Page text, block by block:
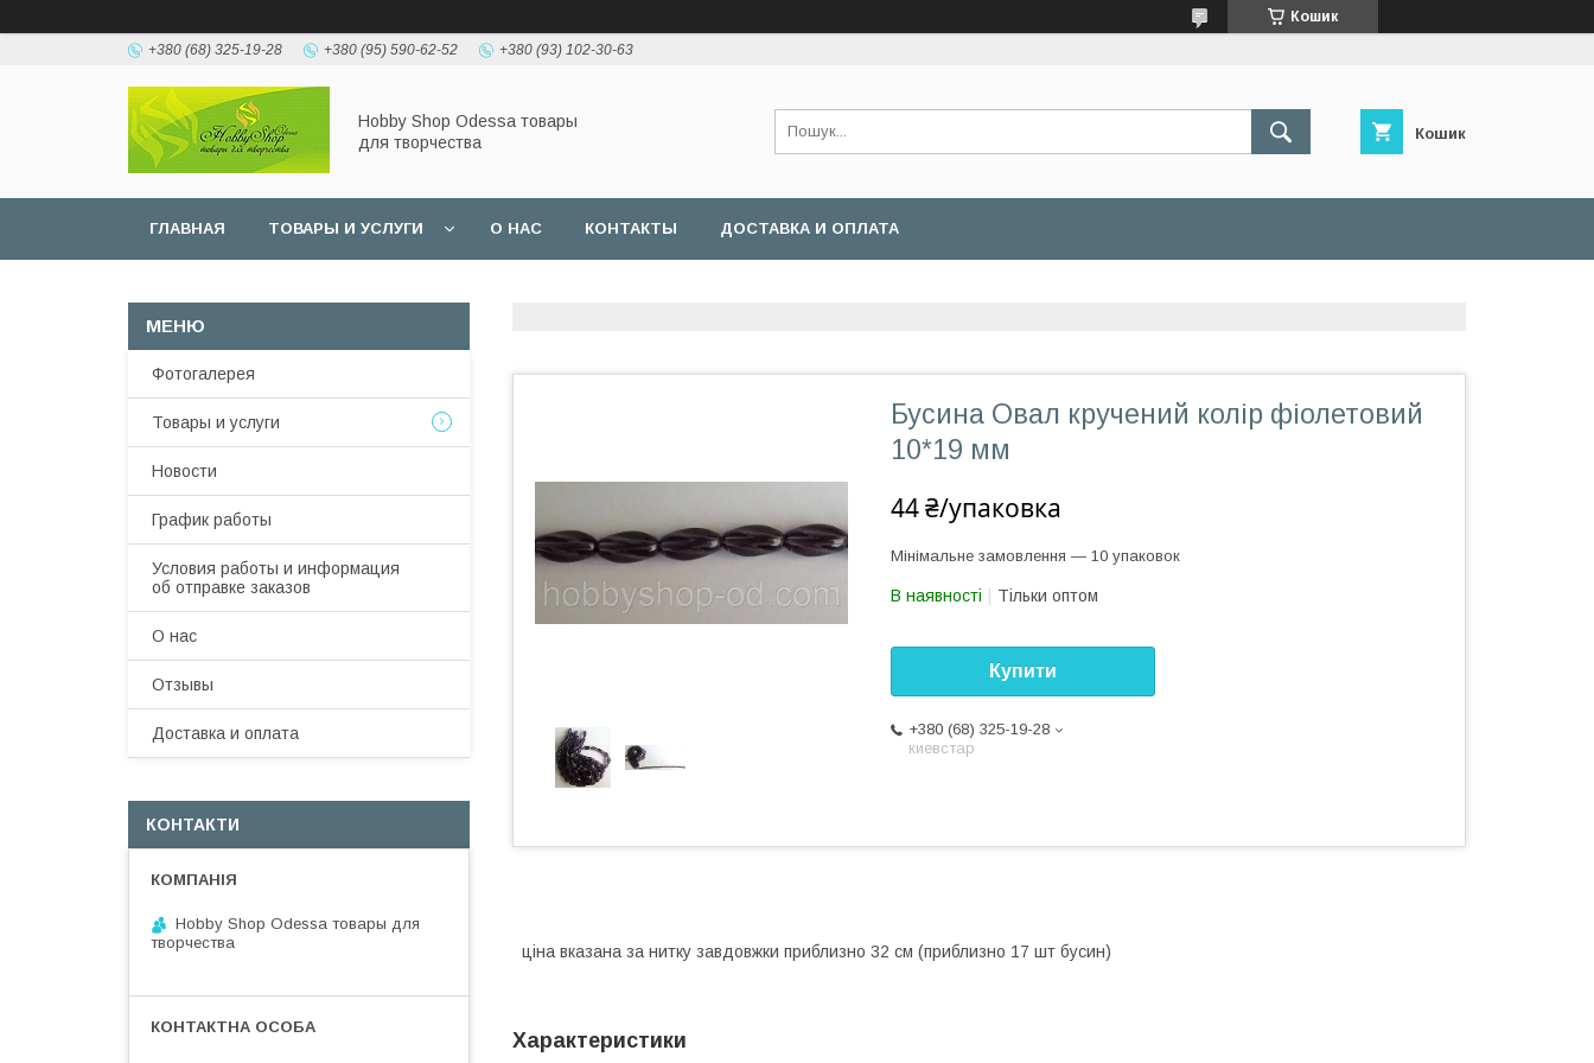
Кошик
+380 (68) 325-19-28 +380 (95) 590-62-52 +380 (93) 102-30-63
Hobbу Shop Odessa товары
для творчества
Кошик
ГЛАВНАЯ ТОВАРЫ И УСЛУГИ О НАС КОНТАКТЫ ДОСТАВКА И ОПЛАТА
Бусина Овал кручений колір фіолетовий
10*19 мм
44 ₴/упаковка
Мінімальне замовлення — 10 упаковок
В наявності Тільки оптом
Купити
+380 (68) 325-19-28
киевстар
ціна вказана за нитку завдовжки приблизно 32 см (приблизно 17 шт бусин)
Характеристики
Фотогалерея
Товары и услуги
Новости
График работы
Условия работы и информация
об отправке заказов
О нас
Отзывы
Доставка и оплата
КОНТАКТИ
Hobby Shop Odessa товары для
творчества